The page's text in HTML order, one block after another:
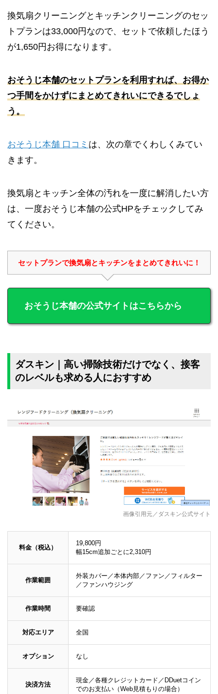
換気扇クリーニングとキッチンクリーニングのセッ
トプランは33,000円なので、セットで依頼したほう
が1,650円お得になります。
おそうじ本舗のセットプランを利用すれば、お得か
つ手間をかけずにまとめてきれいにできるでしょ
う。
おそうじ本舗 口コミ は、次の章でくわしくみてい
きます。
換気扇とキッチン全体の汚れを一度に解消したい方
は、一度おそうじ本舗の公式HPをチェックしてみ
てください。
セットプランで換気扇とキッチンをまとめてきれいに！
おそうじ本舗の公式サイトはこちらから
ダスキン｜高い掃除技術だけでなく、接客
のレベルも求める人におすすめ
画像引用元／ダスキン公式サイト
料金（税込）
19,800円
幅15cm追加ごとに2,310円
作業範囲
外装カバー／本体内部／ファン／フィルター
／ファンハウジング
作業時間 要確認
対応エリア 全国
オプション なし
決済方法
現金／各種クレジットカード／DDuetコイン
でのお支払い（Web見積もりの場合）